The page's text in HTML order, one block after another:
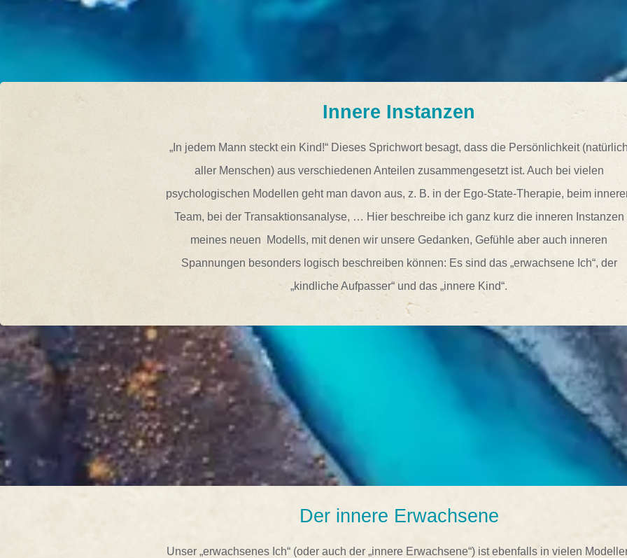
Innere Instanzen
„In jedem Mann steckt ein Kind!“ Dieses Sprichwort besagt, dass die Persönlichkeit
aller Menschen) aus verschiedenen Anteilen zusammengesetzt ist. Auch bei vielen
psychologischen Modellen geht man davon aus, z. B. in der Ego-State-Therapie, beim
Team, bei der Transaktionsanalyse, … Hier beschreibe ich ganz kurz die inneren Instanzen
meines neuen Modells, mit denen wir unsere Gedanken, Gefühle aber auch inneren
Spannungen besonders logisch beschreiben können: Es sind das „erwachsene Ich“, der
„kindliche Aufpasser“ und das „innere Kind“.
Der innere Erwachsene
Unser „erwachsenes Ich“ (oder auch der „innere Erwachsene“) ist ebenfalls in vielen